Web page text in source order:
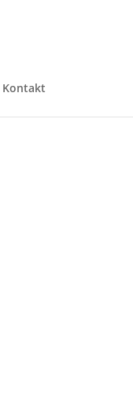
Kontakt